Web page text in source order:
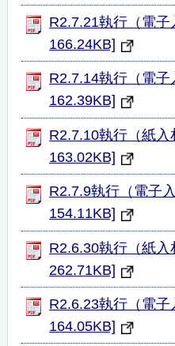
R2.7.21執行（電子
166.24KB]
R2.7.14執行（電子
162.39KB]
R2.7.10執行（紙入
163.02KB]
R2.7.9執行（電子
154.11KB]
R2.6.30執行（紙入
262.71KB]
R2.6.23執行（電子
164.05KB]